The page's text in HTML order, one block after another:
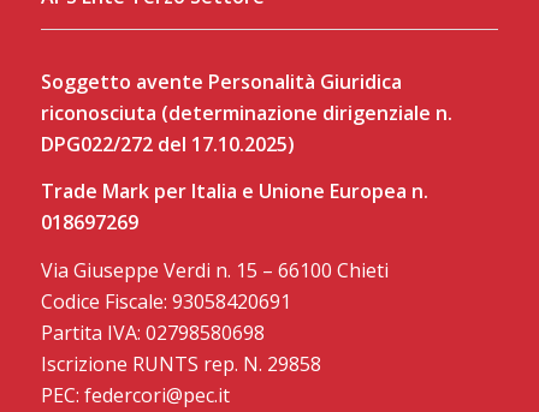
Soggetto avente Personalità Giuridica
riconosciuta (determinazione dirigenziale n.
DPG022/272 del 17.10.2025)
Trade Mark per Italia e Unione Europea n.
018697269
Via Giuseppe Verdi n. 15 – 66100 Chieti
Codice Fiscale: 93058420691
Partita IVA: 02798580698
Iscrizione RUNTS rep. N. 29858
PEC: federcori@pec.it